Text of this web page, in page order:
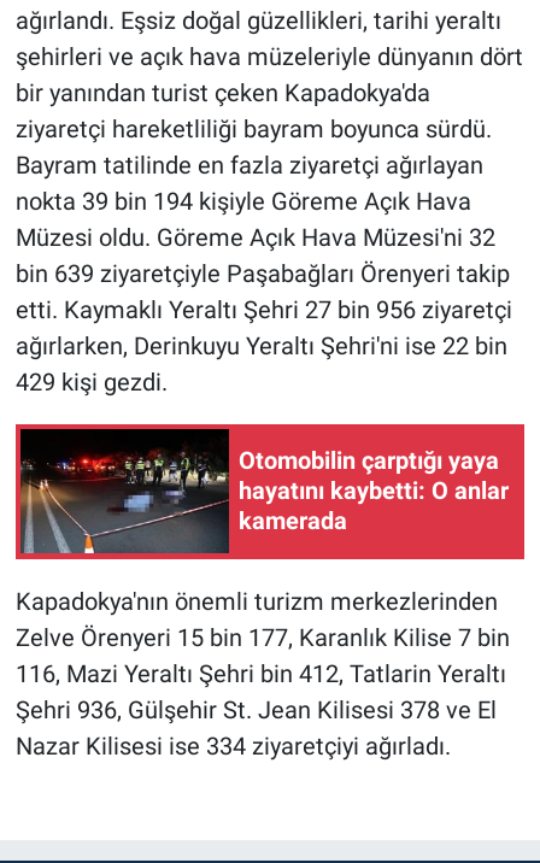
ağırlandı. Eşsiz doğal güzellikleri, tarihi yeraltı
şehirleri ve açık hava müzeleriyle dünyanın dört
bir yanından turist çeken Kapadokya'da
ziyaretçi hareketliliği bayram boyunca sürdü.
Bayram tatilinde en fazla ziyaretçi ağırlayan
nokta 39 bin 194 kişiyle Göreme Açık Hava
Müzesi oldu. Göreme Açık Hava Müzesi'ni 32
bin 639 ziyaretçiyle Paşabağları Örenyeri takip
etti. Kaymaklı Yeraltı Şehri 27 bin 956 ziyaretçi
ağırlarken, Derinkuyu Yeraltı Şehri'ni ise 22 bin
429 kişi gezdi.
Otomobilin çarptığı yaya
hayatını kaybetti: O anlar
kamerada
Kapadokya'nın önemli turizm merkezlerinden
Zelve Örenyeri 15 bin 177, Karanlık Kilise 7 bin
116, Mazi Yeraltı Şehri bin 412, Tatlarin Yeraltı
Şehri 936, Gülşehir St. Jean Kilisesi 378 ve El
Nazar Kilisesi ise 334 ziyaretçiyi ağırladı.